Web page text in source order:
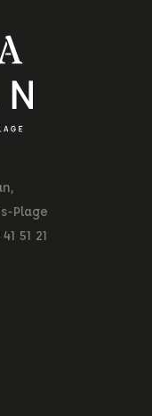
Plage
51 21